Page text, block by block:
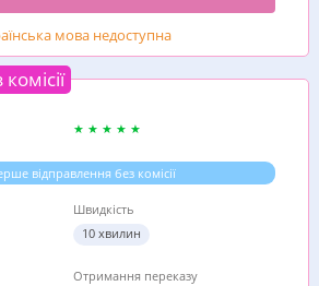
мова недоступна
відправлення без комісії
Швидкість
10 хвилин
Отримання переказу